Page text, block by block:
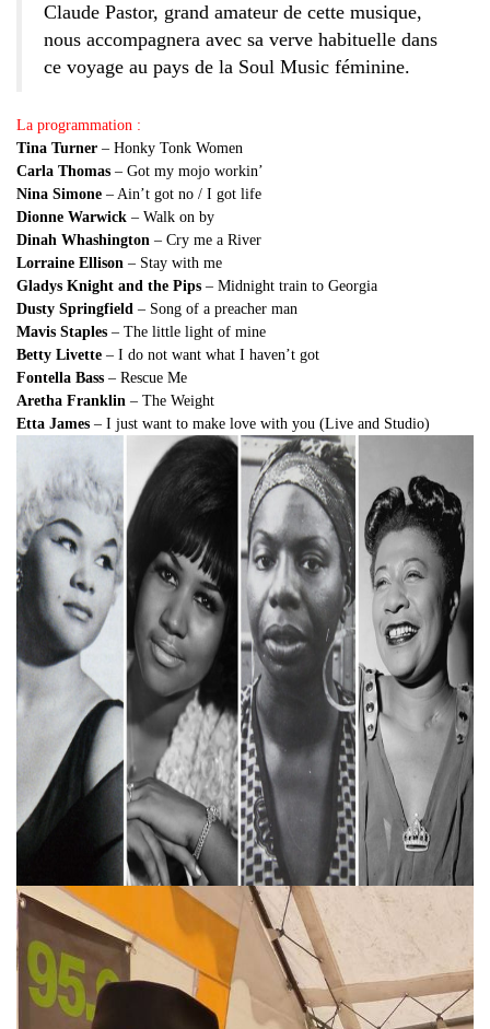
Claude Pastor, grand amateur de cette musique,
nous accompagnera avec sa verve habituelle dans
ce voyage au pays de la Soul Music féminine.
La programmation :
Tina Turner – Honky Tonk Women
Carla Thomas – Got my mojo workin’
Nina Simone – Ain’t got no / I got life
Dionne Warwick – Walk on by
Dinah Whashington – Cry me a River
Lorraine Ellison – Stay with me
Gladys Knight and the Pips – Midnight train to Georgia
Dusty Springfield – Song of a preacher man
Mavis Staples – The little light of mine
Betty Livette – I do not want what I haven’t got
Fontella Bass – Rescue Me
Aretha Franklin – The Weight
Etta James – I just want to make love with you (Live and Studio)